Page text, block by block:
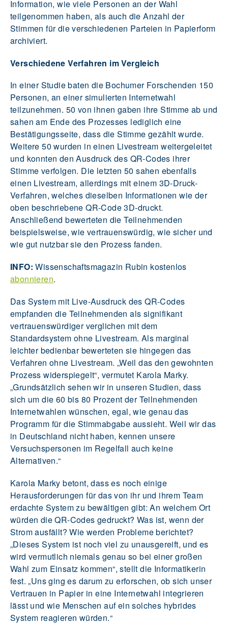
Information, wie viele Personen an der Wahl
teilgenommen haben, als auch die Anzahl der
Stimmen für die verschiedenen Parteien in Papierform
archiviert.
Verschiedene Verfahren im Vergleich
In einer Studie baten die Bochumer Forschenden 150
Personen, an einer simulierten Internetwahl
teilzunehmen. 50 von ihnen gaben ihre Stimme ab und
sahen am Ende des Prozesses lediglich eine
Bestätigungsseite, dass die Stimme gezählt wurde.
Weitere 50 wurden in einen Livestream weitergeleitet
und konnten den Ausdruck des QR-Codes ihrer
Stimme verfolgen. Die letzten 50 sahen ebenfalls
einen Livestream, allerdings mit einem 3D-Druck-
Verfahren, welches dieselben Informationen wie der
oben beschriebene QR-Code 3D-druckt.
Anschließend bewerteten die Teilnehmenden
beispielsweise, wie vertrauenswürdig, wie sicher und
wie gut nutzbar sie den Prozess fanden.
INFO: Wissenschaftsmagazin Rubin kostenlos
abonnieren.
Das System mit Live-Ausdruck des QR-Codes
empfanden die Teilnehmenden als signifikant
vertrauenswürdiger verglichen mit dem
Standardsystem ohne Livestream. Als marginal
leichter bedienbar bewerteten sie hingegen das
Verfahren ohne Livestream. „Weil das den gewohnten
Prozess widerspiegelt“, vermutet Karola Marky.
„Grundsätzlich sehen wir in unseren Studien, dass
sich um die 60 bis 80 Prozent der Teilnehmenden
Internetwahlen wünschen, egal, wie genau das
Programm für die Stimmabgabe aussieht. Weil wir das
in Deutschland nicht haben, kennen unsere
Versuchspersonen im Regelfall auch keine
Alternativen.“
Karola Marky betont, dass es noch einige
Herausforderungen für das von ihr und ihrem Team
erdachte System zu bewältigen gibt: An welchem Ort
würden die QR-Codes gedruckt? Was ist, wenn der
Strom ausfällt? Wie werden Probleme berichtet?
„Dieses System ist noch viel zu unausgereift, und es
wird vermutlich niemals genau so bei einer großen
Wahl zum Einsatz kommen“, stellt die Informatikerin
fest. „Uns ging es darum zu erforschen, ob sich unser
Vertrauen in Papier in eine Internetwahl integrieren
lässt und wie Menschen auf ein solches hybrides
System reagieren würden.“